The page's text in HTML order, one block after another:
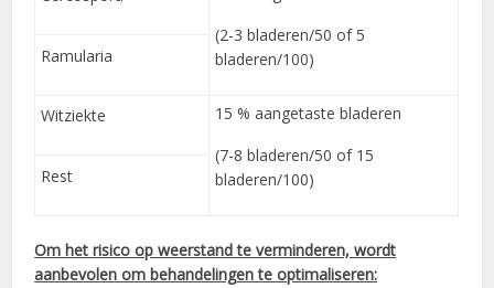
(2-3 bladeren/50 of 5
bladeren/100)
Ramularia
Witziekte
15 % aangetaste bladeren
(7-8 bladeren/50 of 15
bladeren/100)
Rest
Om het risico op weerstand te verminderen, wordt
aanbevolen om behandelingen te optimaliseren: